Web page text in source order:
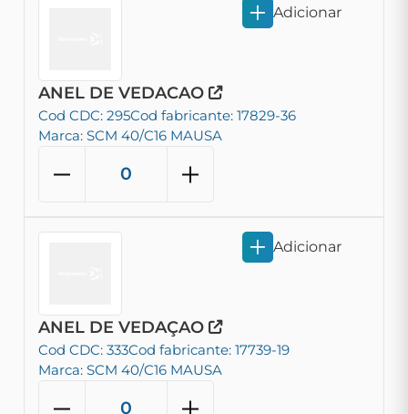
ANEL DE VEDACAO
Cod CDC: 295Cod fabricante: 17829-36
Marca: SCM 40/C16 MAUSA
Adicionar
ANEL DE VEDAÇAO
Cod CDC: 333Cod fabricante: 17739-19
Marca: SCM 40/C16 MAUSA
Adicionar